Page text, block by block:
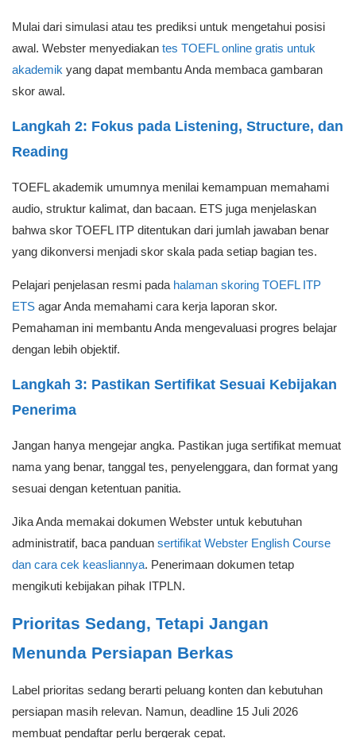
Mulai dari simulasi atau tes prediksi untuk mengetahui posisi
awal. Webster menyediakan tes TOEFL online gratis untuk
akademik yang dapat membantu Anda membaca gambaran
skor awal.
Langkah 2: Fokus pada Listening, Structure, dan
Reading
TOEFL akademik umumnya menilai kemampuan memahami
audio, struktur kalimat, dan bacaan. ETS juga menjelaskan
bahwa skor TOEFL ITP ditentukan dari jumlah jawaban benar
yang dikonversi menjadi skor skala pada setiap bagian tes.
Pelajari penjelasan resmi pada halaman skoring TOEFL ITP
ETS agar Anda memahami cara kerja laporan skor.
Pemahaman ini membantu Anda mengevaluasi progres belajar
dengan lebih objektif.
Langkah 3: Pastikan Sertifikat Sesuai Kebijakan
Penerima
Jangan hanya mengejar angka. Pastikan juga sertifikat memuat
nama yang benar, tanggal tes, penyelenggara, dan format yang
sesuai dengan ketentuan panitia.
Jika Anda memakai dokumen Webster untuk kebutuhan
administratif, baca panduan sertifikat Webster English Course
dan cara cek keasliannya. Penerimaan dokumen tetap
mengikuti kebijakan pihak ITPLN.
Prioritas Sedang, Tetapi Jangan
Menunda Persiapan Berkas
Label prioritas sedang berarti peluang konten dan kebutuhan
persiapan masih relevan. Namun, deadline 15 Juli 2026
membuat pendaftar perlu bergerak cepat.